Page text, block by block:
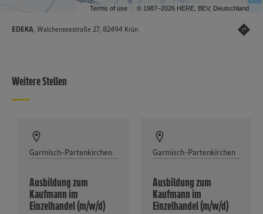
Terms of use © 1987–2026 HERE, BEV, Deutschland
EDEKA, Walchenseestraße 27, 82494 Krün
Weitere Stellen
Garmisch-Partenkirchen
Ausbildung zum
Kaufmann im
Einzelhandel (m/w/d)
Garmisch-Partenkirchen
Ausbildung zum
Kaufmann im
Einzelhandel (m/w/d)